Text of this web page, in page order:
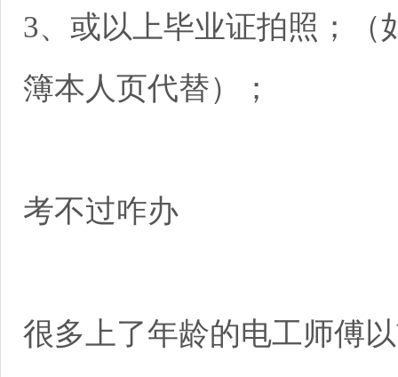
3、或以上毕业证拍照；（
簿本人页代替）；
考不过咋办
很多上了年龄的电工师傅